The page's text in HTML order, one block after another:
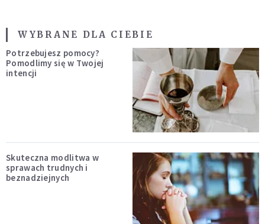
WYBRANE DLA CIEBIE
Potrzebujesz pomocy?
Pomodlimy się w Twojej
intencji
Skuteczna modlitwa w
sprawach trudnych i
beznadziejnych